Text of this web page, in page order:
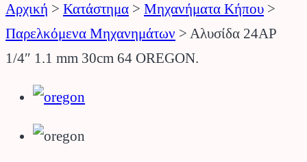
Αρχική > Κατάστημα > Μηχανήματα Κήπου >
Παρελκόμενα Μηχανημάτων > Αλυσίδα 24AP
1/4″ 1.1 mm 30cm 64 OREGON.